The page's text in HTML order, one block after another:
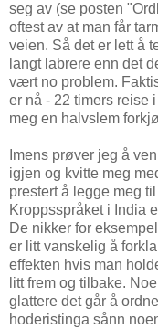
seg av (se posten
oftest av at man får
veien. Så det er lett å
langt labrere enn det
vært no problem.
er nå - 22 timers reise
meg en halvslem
Imens prøver jeg å
igjen og kvitte meg
prestert å legge meg
Kroppsspråket i India
De nikker for
er litt vanskelig å
effekten hvis man
litt frem og tilbake.
glattere det går å
hoderistinga sånn